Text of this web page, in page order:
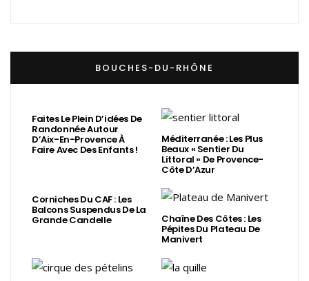
BOUCHES-DU-RHÔNE
Faites Le Plein D’idées De
Randonnée Autour
D’Aix-En-Provence À
Faire Avec Des Enfants !
Méditerranée : Les Plus
Beaux « Sentier Du
Littoral » De Provence-
Côte D’Azur
Corniches Du CAF : Les
Balcons Suspendus De La
Grande Candelle Chaîne Des Côtes : Les
Pépites Du Plateau De
Manivert